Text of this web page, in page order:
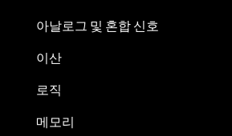
아날로그 및 혼합 신호
이산
로직
메모리